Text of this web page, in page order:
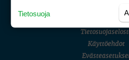
(digi)
Käyttöehdot
Tietosuoja